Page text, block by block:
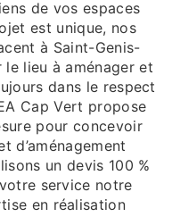
de vos espaces
est unique, nos
à Saint-Genis-
le lieu à aménager et
dans le respect
Cap Vert propose
pour concevoir
d’aménagement
un devis 100 %
service notre
en réalisation